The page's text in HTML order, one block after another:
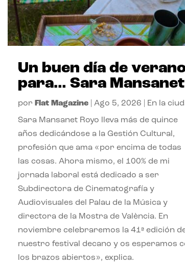
Un buen día de
para… Sara Mansanet
por Flat Magazine| Ago 5, 2026 En la
Sara Mansanet Royo lleva más de quince
años dedicándose a la Gestión Cultural,
profesión que ama «por encima de todas
las cosas. Ahora mismo, el 100% de mi
jornada laboral está dedicado a ser
Subdirectora de Cinematografía y
Audiovisuales del Palau de la Música y
directora de la Mostra de València. En
noviembre celebraremos la 41ª edición
nuestro festival decano y os esperamos
los brazos abiertos», explica.